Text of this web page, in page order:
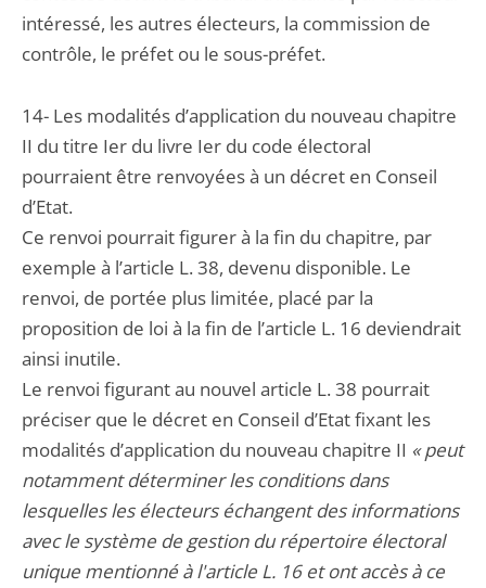
intéressé, les autres électeurs, la commission de
contrôle, le préfet ou le sous-préfet.
14- Les modalités d’application du nouveau chapitre
II du titre Ier du livre Ier du code électoral
pourraient être renvoyées à un décret en Conseil
d’Etat.
Ce renvoi pourrait figurer à la fin du chapitre, par
exemple à l’article L. 38, devenu disponible. Le
renvoi, de portée plus limitée, placé par la
proposition de loi à la fin de l’article L. 16 deviendrait
ainsi inutile.
Le renvoi figurant au nouvel article L. 38 pourrait
préciser que le décret en Conseil d’Etat fixant les
modalités d’application du nouveau chapitre II « peut
notamment déterminer les conditions dans
lesquelles les électeurs échangent des informations
avec le système de gestion du répertoire électoral
unique mentionné à l'article L. 16 et ont accès à ce